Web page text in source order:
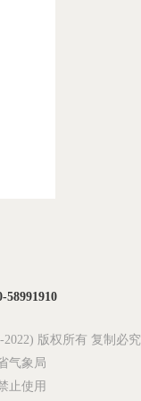
58991910
版权所有 复制必究
气象局
止使用